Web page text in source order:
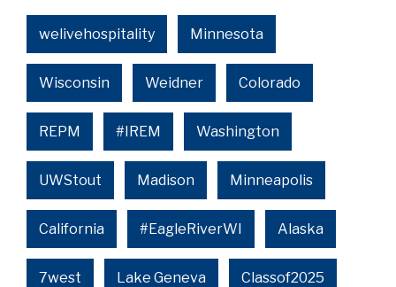
welivehospitality Minnesota
Wisconsin Weidner Colorado
REPM #IREM Washington
UWStout Madison Minneapolis
California #EagleRiverWI Alaska
7west Lake Geneva Classof2025